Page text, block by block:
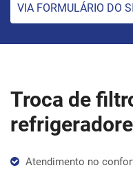
VIA FORMULÁRIO DO
Troca de
Atendimento no